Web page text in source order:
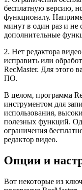
бесплатную версию,
функционалу.
минут в один раз и не
дополнительные
2. Нет редактора
исправить или
RecMaster. Для этого
ПО.
В целом, программа
инструментом для
использования,
полезных функций.
ограничения
редактор видео.
Опции и
Вот некоторые из